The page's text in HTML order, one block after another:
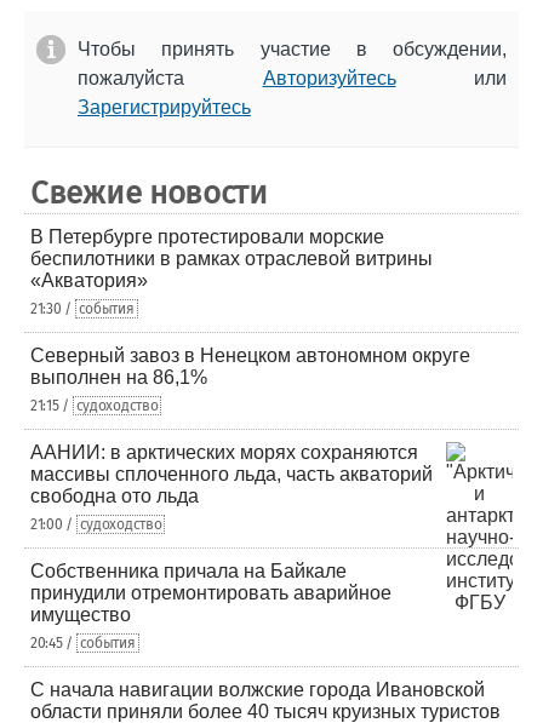
Чтобы принять участие в обсуждении,
пожалуйста Авторизуйтесьили
Зарегистрируйтесь
Свежие новости
В Петербурге протестировали морские
беспилотники в рамках отраслевой витрины
«Акватория»
21:30 / события
Северный завоз в Ненецком автономном округе
выполнен на 86,1%
21:15 / судоходство
ААНИИ: в арктических морях сохраняются
массивы сплоченного льда, часть акваторий
свободна ото льда
21:00 / судоходство
Собственника причала на Байкале
принудили отремонтировать аварийное
имущество
20:45 / события
С начала навигации волжские города Ивановской
области приняли более 40 тысяч круизных туристов